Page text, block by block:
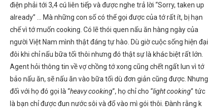
điện phải tới 3,4 cú liên tiếp và được nghe trả lời “Sorry, taken up
already” … Mà những con số có thể gọi được của tớ rất ít, bị hạn
chế vì tớ muốn cooking. Có lẽ thói quen nấu ăn hàng ngày của
người Việt Nam mình thật đáng tự hào. Dù giờ cuộc sống hiện đại
đôi khi chỉ nấu bữa tối thôi nhưng đó thật sự là khác biệt rất lớn.
Agent hỏi thông tin về vợ chồng tớ xong cũng chết ngất lun vì tớ
bảo nấu ăn, sẽ nấu ăn vào bữa tối dù đơn giản cũng được. Nhưng
đối với họ đó gọi là “heavy cooking”, họ chỉ cho “light cooking” tức
là bạn chỉ được đun nước sôi và đổ vào mì gói thôi. Đành rằng k